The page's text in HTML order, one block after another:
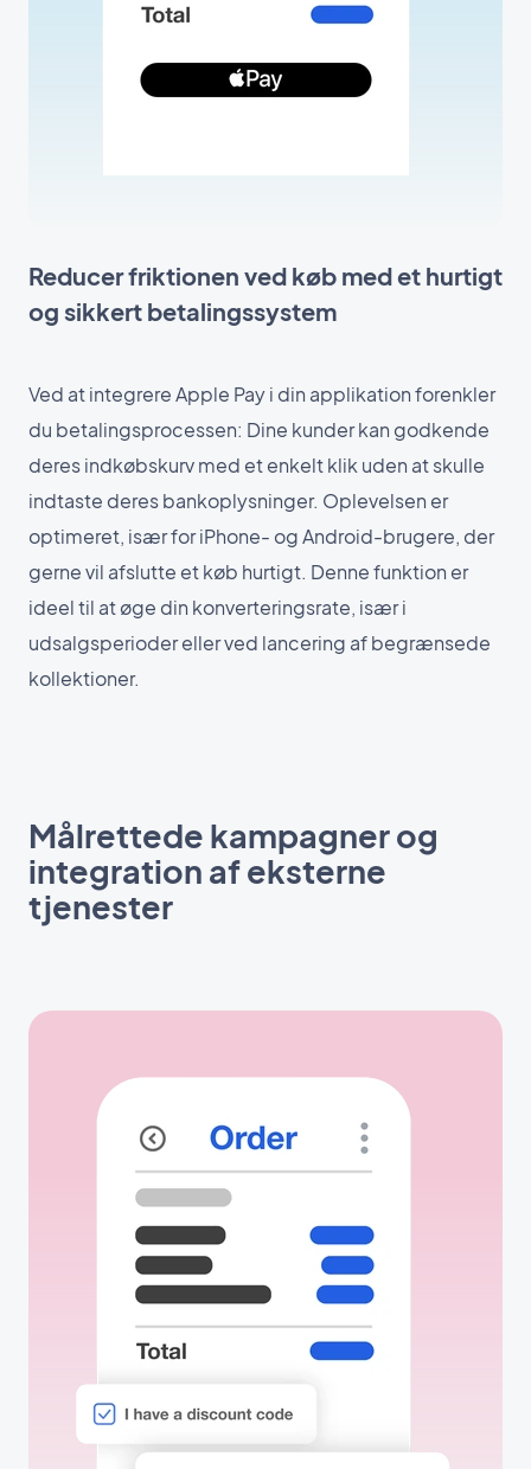
Reducer friktionen ved køb med et hurtigt
og sikkert betalingssystem
Ved at integrere Apple Pay i din applikation forenkler
du betalingsprocessen: Dine kunder kan godkende
deres indkøbskurv med et enkelt klik uden at skulle
indtaste deres bankoplysninger. Oplevelsen er
optimeret, især for iPhone- og Android-brugere, der
gerne vil afslutte et køb hurtigt. Denne funktion er
ideel til at øge din konverteringsrate, især i
udsalgsperioder eller ved lancering af begrænsede
kollektioner.
Målrettede kampagner og
integration af eksterne
tjenester